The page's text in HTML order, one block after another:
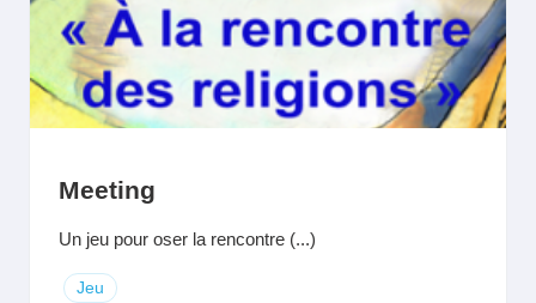
Meeting
Un jeu pour oser la rencontre (...)
Jeu